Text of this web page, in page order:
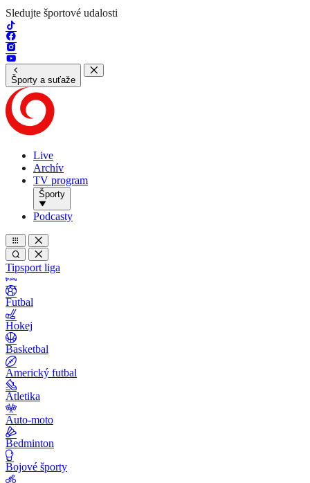
Sledujte športové udalosti
Športy a suťaže
Live
Archív
TV program
Športy
Podcasty
Tipsport liga
Futbal
Hokej
Basketbal
Americký futbal
Atletika
Auto-moto
Bedminton
Bojové športy